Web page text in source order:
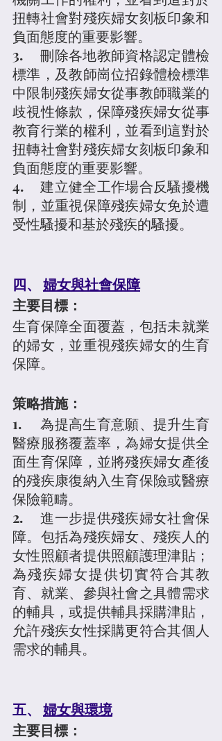
扭轉社會對殘疾婦女刻板印象和
負面態度的重要影響。
3.	刪除各地教師資格認定體檢
標準，及教師崗位招錄體檢標準
中限制殘疾婦女從事教師職業的
歧視性條款，保障殘疾婦女從事
教育行業的權利，並看到這對於
扭轉社會對殘疾婦女刻板印象和
負面態度的重要影響。
4.	建立健全工作場合反騷擾機
制，並重視保障殘疾婦女免於遭
受性騷擾和基於殘疾的騷擾。
四、 婦女與社會保障
主要目標：
生育保障全面覆蓋，包括未就業
的婦女，並重視殘疾婦女的生育
保障。
策略措施：
1.	為提高生育意願、提升生育
醫療服務覆蓋率，為婦女提供全
面生育保障，並將殘疾婦女產後
的殘疾康復納入生育保險或醫療
保險範疇。
2.	進一步提供殘疾婦女社會保
障。包括為殘疾婦女、殘疾人的
女性照顧者提供照顧護理津貼；
為殘疾婦女提供切實符合其教
育、就業、參與社會之具體需求
的輔具，或提供輔具採購津貼，
允許殘疾女性採購更符合其個人
需求的輔具。
五、 婦女與環境
主要目標：